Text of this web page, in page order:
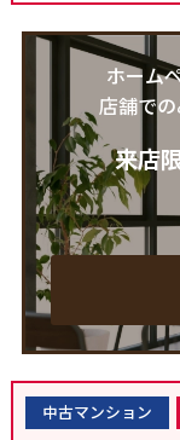
ホーム
店舗で
来店
中古マンション